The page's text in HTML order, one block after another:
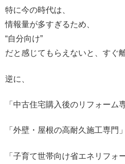
特に今の時代は、
情報量が多すぎるため、
“自分向け”
だと感じてもらえないと、すぐ
逆に、
「中古住宅購入後のリフォーム
「外壁・屋根の高耐久施工専門」
「子育て世帯向け省エネリフォ